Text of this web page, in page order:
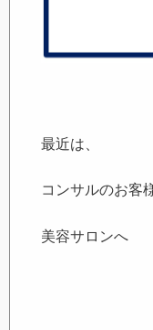
最近は、
コンサルのお客
美容サロンへ